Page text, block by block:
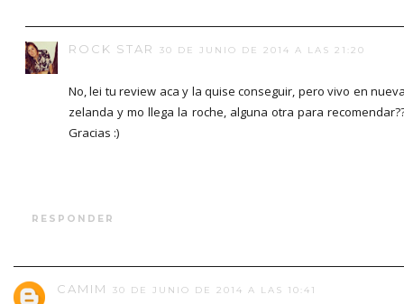
ROCK STAR 30 DE JUNIO DE 2014 A LAS 21:20
No, lei tu review aca y la quise conseguir, pero vivo en
zelanda y mo llega la roche, alguna otra para
Gracias :)
RESPONDER
CAMIM 30 DE JUNIO DE 2014 A LAS 10:41